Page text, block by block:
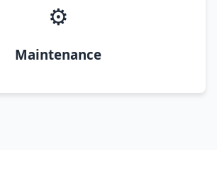
⚙️
Maintenance